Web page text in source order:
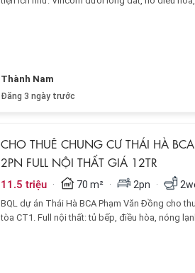
Thành Nam
Đăng 3 ngày trước
CHO THUÊ CHUNG CƯ THÁI HÀ
2PN FULL NỘI THẤT GIÁ 12TR
11.5 triệu · 70 m² · 2pn ·
BQL dự án Thái Hà BCA Phạm Văn Đồng cho
tòa CT1. Full nội thất: tủ bếp, điều hòa, nóng